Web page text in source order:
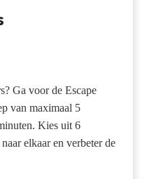
Ga voor de Escape
van maximaal 5
Kies uit 6
elkaar en verbeter de